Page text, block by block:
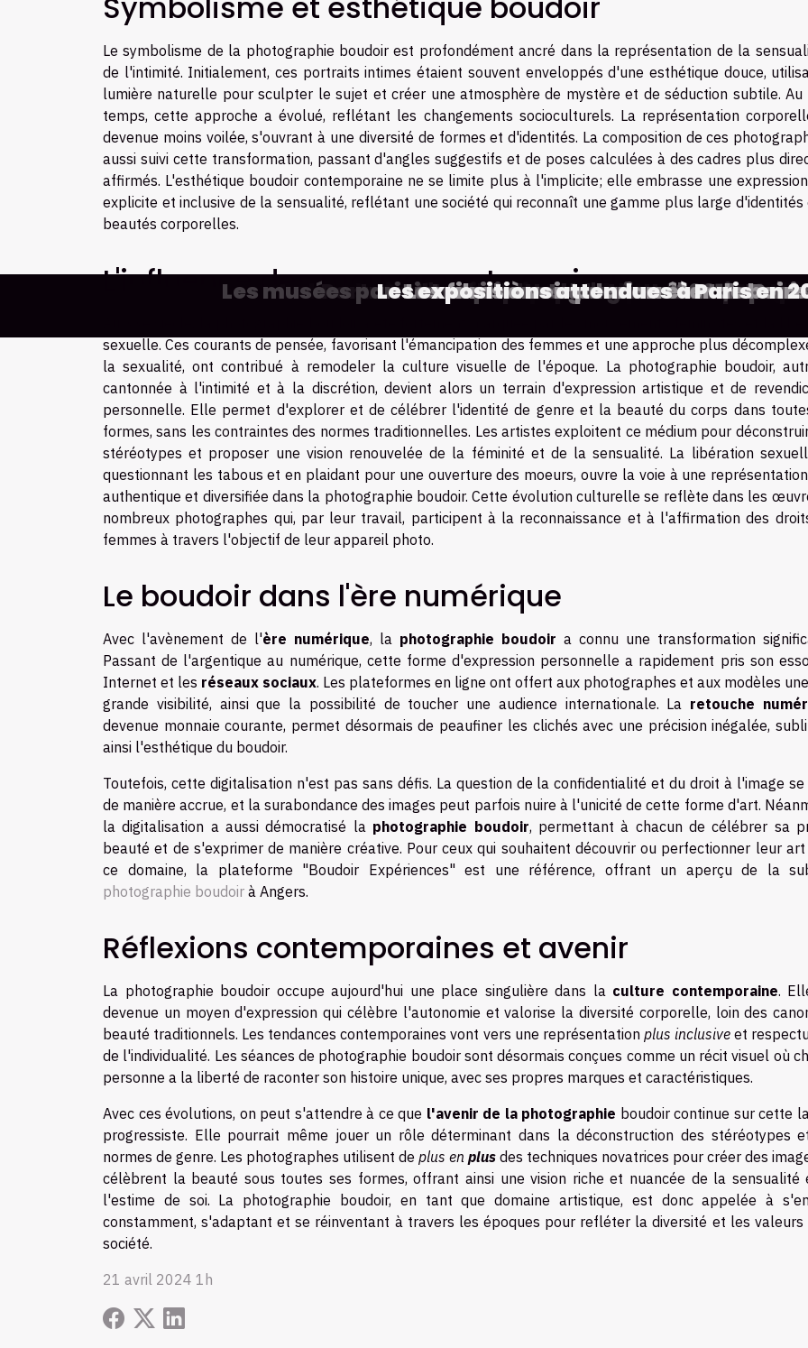
Le symbolisme de la photographie boudoir est profondément ancré dans la représentation de la
de l'intimité. Initialement, ces portraits intimes étaient souvent enveloppés d'une esthétique douce,
lumière naturelle pour sculpter le sujet et créer une atmosphère de mystère et de séduction subtile.
temps, cette approche a évolué, reflétant les changements socioculturels. La représentation
devenue moins voilée, s'ouvrant à une diversité de formes et d'identités. La composition de ces
aussi suivi cette transformation, passant d'angles suggestifs et de poses calculées à des cadres plus
affirmés. L'esthétique boudoir contemporaine ne se limite plus à l'implicite; elle embrasse une
explicite et inclusive de la sensualité, reflétant une société qui reconnaît une gamme plus large d'identités
beautés corporelles.
L'influence des mouvements sociaux
sexuelle. Ces courants de pensée, favorisant l'émancipation des femmes et une approche plus
la sexualité, ont contribué à remodeler la culture visuelle de l'époque. La photographie boudoir,
cantonnée à l'intimité et à la discrétion, devient alors un terrain d'expression artistique et de
personnelle. Elle permet d'explorer et de célébrer l'identité de genre et la beauté du corps dans
formes, sans les contraintes des normes traditionnelles. Les artistes exploitent ce médium pour
stéréotypes et proposer une vision renouvelée de la féminité et de la sensualité. La libération
questionnant les tabous et en plaidant pour une ouverture des moeurs, ouvre la voie à une
authentique et diversifiée dans la photographie boudoir. Cette évolution culturelle se reflète dans les
nombreux photographes qui, par leur travail, participent à la reconnaissance et à l'affirmation des
femmes à travers l'objectif de leur appareil photo.
Le boudoir dans l'ère numérique
Avec l'avènement de l'ère numérique, la photographie boudoir a connu une transformation
Passant de l'argentique au numérique, cette forme d'expression personnelle a rapidement pris son
Internet et les réseaux sociaux. Les plateformes en ligne ont offert aux photographes et aux modèles
grande visibilité, ainsi que la possibilité de toucher une audience internationale. La retouche
devenue monnaie courante, permet désormais de peaufiner les clichés avec une précision inégalée,
ainsi l'esthétique du boudoir.
Toutefois, cette digitalisation n'est pas sans défis. La question de la confidentialité et du droit à l'image se
de manière accrue, et la surabondance des images peut parfois nuire à l'unicité de cette forme d'art.
la digitalisation a aussi démocratisé la photographie boudoir, permettant à chacun de célébrer sa
beauté et de s'exprimer de manière créative. Pour ceux qui souhaitent découvrir ou perfectionner leur art
ce domaine, la plateforme "Boudoir Expériences" est une référence, offrant un aperçu de la
photographie boudoir à Angers.
Réflexions contemporaines et avenir
La photographie boudoir occupe aujourd'hui une place singulière dans la culture contemporaine.
devenue un moyen d'expression qui célèbre l'autonomie et valorise la diversité corporelle, loin des
beauté traditionnels. Les tendances contemporaines vont vers une représentation plus inclusiveet
de l'individualité. Les séances de photographie boudoir sont désormais conçues comme un récit visuel où
personne a la liberté de raconter son histoire unique, avec ses propres marques et caractéristiques.
Avec ces évolutions, on peut s'attendre à ce que l'avenir de la photographie boudoir continue sur cette
progressiste. Elle pourrait même jouer un rôle déterminant dans la déconstruction des stéréotypes
normes de genre. Les photographes utilisent de plus en plus des techniques novatrices pour créer des
célèbrent la beauté sous toutes ses formes, offrant ainsi une vision riche et nuancée de la sensualité
l'estime de soi. La photographie boudoir, en tant que domaine artistique, est donc appelée à
constamment, s'adaptant et se réinventant à travers les époques pour refléter la diversité et les valeurs
société.
21 avril 2024 1h
Marché en ligne : favoriser l’engagement grâce au
Vous êtes fan de Soul Reaver sur PS1 ? Achetez-le
Exploration des méthodes modernes pour une
Exploration des erreurs fréquentes dans l'utilisation des
Comment choisir le bon cours de langue pour vos
Les innovations technologiques au service de l'obtention de
L'impact de la technologie audio sur
Quel est le matériel de base pour un tatoueur
Comment choisir une encre de
Quelques raisons de faire recours à un site de
Que retenir sur les perles méconnues de l'iman
Que savoir de la pleine conscience ?
Pourquoi acheter des produits en
La broderie diamant : que faut-il savoir sur cet
Comment faire un abonnement
Le meilleur acteur de tous les temps
Portrait d'Isabelle Huppert Actrice
Les temples de l'art contemporain
Les œuvres des grands artistes
Les musées parisiens qui vont rouvrir en 2021,
Les meilleures galeries d'art de
Les films à voir pour arrêter de boire
Les expositions attendues à Paris en